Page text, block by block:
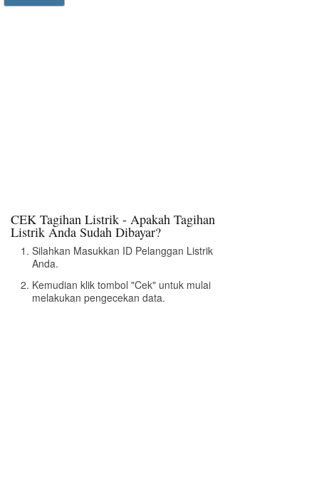
CEK Tagihan Listrik - Apakah Tagihan
Listrik Anda Sudah Dibayar?
Silahkan Masukkan ID Pelanggan Listrik
Anda.
Kemudian klik tombol "Cek" untuk mulai
melakukan pengecekan data.